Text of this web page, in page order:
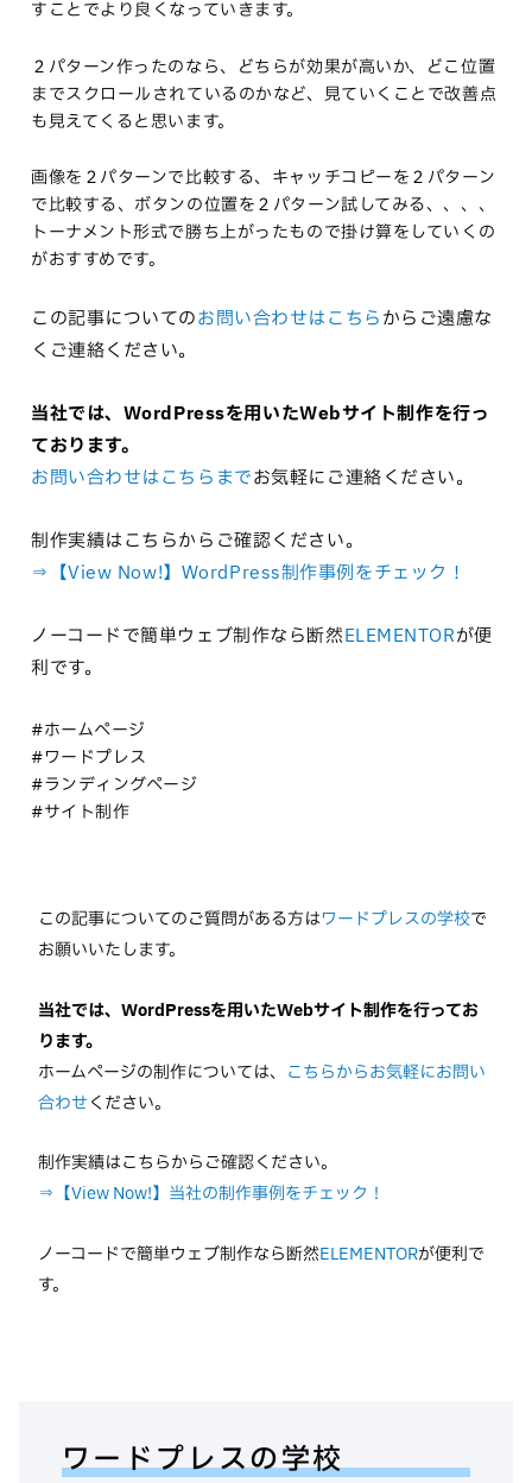
すことでより良くなっていきます。
２パターン作ったのなら、どちらが効果が高いか、どこ位置
までスクロールされているのかなど、見ていくことで改善点
も見えてくると思います。
画像を２パターンで比較する、キャッチコピーを２パターン
で比較する、ボタンの位置を２パターン試してみる、、、、
トーナメント形式で勝ち上がったもので掛け算をしていくの
がおすすめです。
この記事についてのお問い合わせはこちらからご遠慮な
くご連絡ください。
当社では、WordPressを用いたWebサイト制作を行っ
ております。
お問い合わせはこちらまでお気軽にご連絡ください。
制作実績はこちらからご確認ください。
⇒【View Now!】WordPress制作事例をチェック！
ノーコードで簡単ウェブ制作なら断然ELEMENTORが便
利です。
#ホームページ
#ワードプレス
#ランディングページ
#サイト制作
この記事についてのご質問がある方はワードプレスの学校で
お願いいたします。
当社では、WordPressを用いたWebサイト制作を行ってお
ります。
ホームページの制作については、 こちらからお気軽にお問い
合わせください。
制作実績はこちらからご確認ください。
⇒【View Now!】当社の制作事例をチェック！
ノーコードで簡単ウェブ制作なら断然ELEMENTORが便利で
す。
ワードプレスの学校